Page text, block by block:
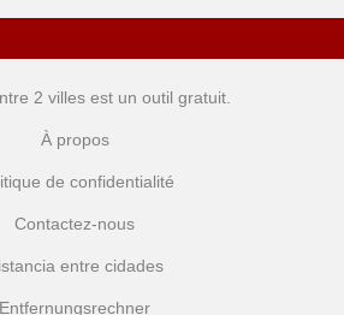
2 villes est un outil gratuit.
À propos
de confidentialité
Contactez-nous
entre cidades
Entfernungsrechner